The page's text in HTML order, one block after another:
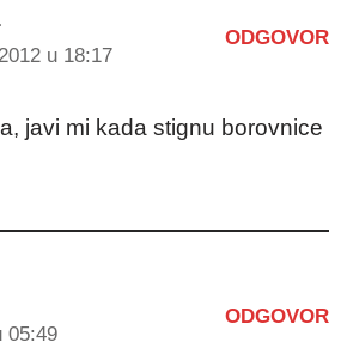
u 18:17
ODGOVOR
javi mi kada stignu borovnice
05:49
ODGOVOR